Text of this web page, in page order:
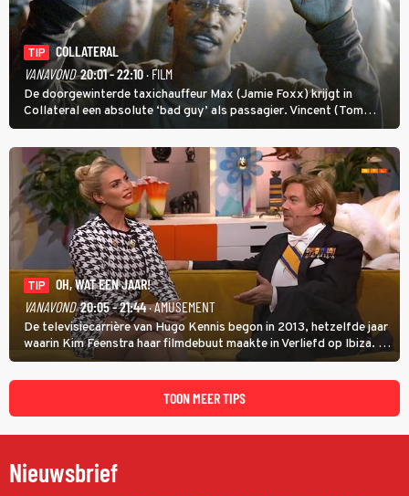
TIP
COLLATERAL
VANAVOND 20:01 - 22:10· FILM
De doorgewinterde taxichauffeur Max (Jamie Foxx) krijgt in
Collateral een absolute ‘bad guy’ als passagier. Vincent (Tom
Cruise) heeft hem nodig om hem de stad door te loodsen om een
wel heel lugubere reden.
TIP
OH, WAT EEN JAAR!
VANAVOND 20:05 - 21:44· AMUSEMENT
De televisiecarrière van Hugo Kennis begon in 2013, hetzelfde jaar
waarin Kim Feenstra haar filmdebuut maakte in Verliefd op Ibiza. In
Oh, Wat een Jaar! wordt duidelijk wat ze nog meer weten van het
jaar waarin ze allebei eindtwintigers waren.
TOON MEER TIPS
Nieuwsbrief